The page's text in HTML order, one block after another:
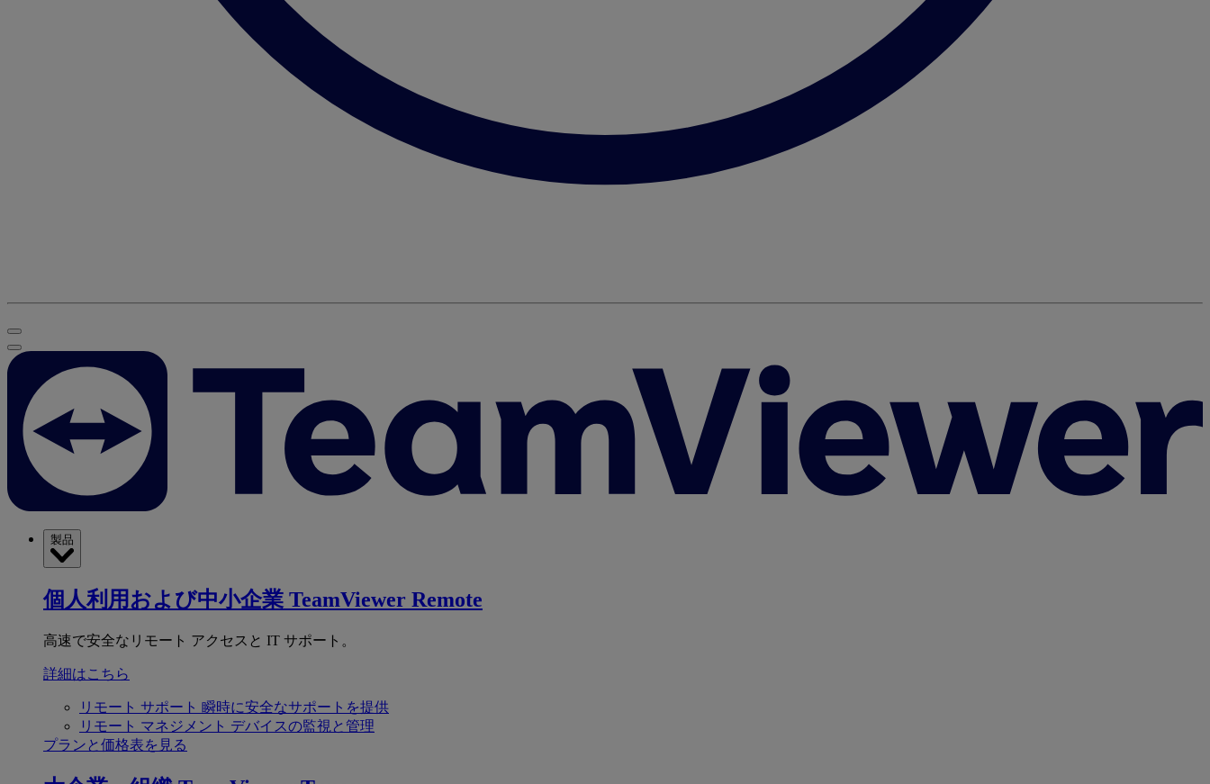
製品
個人利用および中小企業 TeamViewer Remote
高速で安全なリモート アクセスと IT サポート。
詳細はこちら
リモート サポート 瞬時に安全なサポートを提供
リモート マネジメント デバイスの監視と管理
プランと価格表を見る